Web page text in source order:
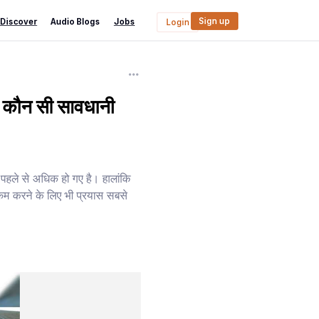
Discover Audio Blogs Jobs Login Sign up
सी सावधानी
से अधिक हो गए है। हालांकि
करने के लिए भी प्रयास सबसे